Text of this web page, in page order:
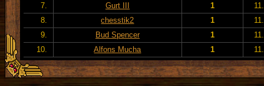
7.
Gurt III 1
8.
chesstik2 1
9.
Bud Spencer 1
10.
Alfons Mucha 1